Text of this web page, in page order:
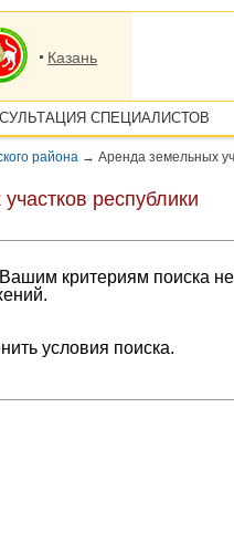
Казань
СПЕЦИАЛИСТОВ
района → Аренда земельных
республики
критериям поиска не
условия поиска.